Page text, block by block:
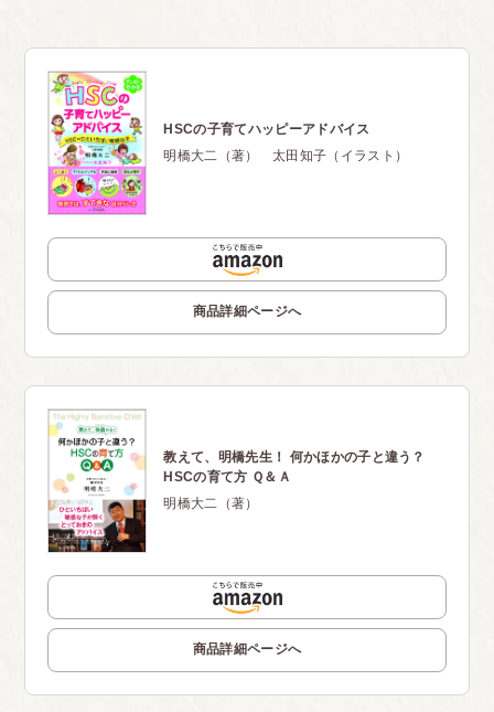
HSCの子育てハッピーアドバイス
明橋大二（著） 太田知子（イラスト）
商品詳細ページへ
教えて、明橋先生！ 何かほかの子と違う？
HSCの育て方 Ｑ＆Ａ
明橋大二（著）
商品詳細ページへ